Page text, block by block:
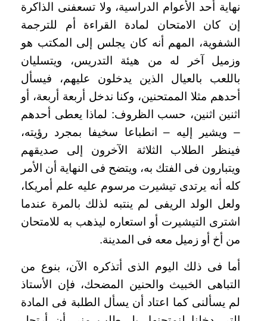
نهاية أحد الأعوام الدراسية، ولا تسعفنى الذاكرة
إن كان الامتحان لمادة القراءة أم للترجمة
الشفوية، المهم أنه كان يجلس إلى المكتب هو
وزميل آخر له من هيئة التدريس، ويتسليان
باللعب بالعيال الذين يدخلون عليهم، فيسأل
أحدهم مثلا الممتحنين، وكنا ندخل أربعة أربعة، أو
اثنين اثنين، حسب الظروف: لماذا يعطى أحدهم
– ويشير إليه – انطباعا سخيفا بمجرد رؤيته،
فينظر الطلاب الثلاثة الآخرون إلى صديقهم
ويتبارون فى الفتك به، ويتضح فى النهاية أن الأمر
كله أنه يرتدى تيشيرت مرسوم عليه علم أمريكا،
ولعل الولد الريفى لم ينتبه لذلك بالمرة عندما
اشترى التيشيرت أو استعاره ليذهب به للامتحان
من أخ أو زميل معه فى المدينة.
أما فى ذلك اليوم الذى أتذكره الآن، بنوع من
التباهى الخبيث والحنين المضحك، فإن الأستاذ
لم يسألنى كما اعتاد أن يسأل الطلبة فى المادة